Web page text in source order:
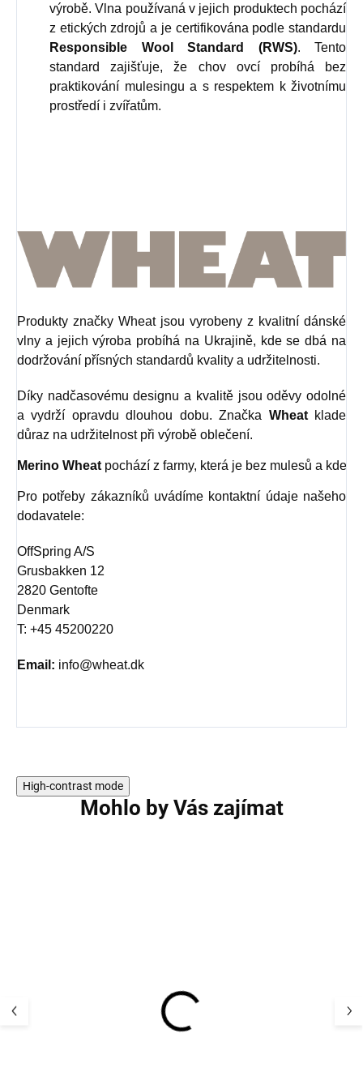
výrobě. Vlna používaná v jejich produktech pochází
z etických zdrojů a je certifikována podle standardu
Responsible Wool Standard (RWS). Tento
standard zajišťuje, že chov ovcí probíhá bez
praktikování mulesingu a s respektem k životnímu
prostředí i zvířatům.
Produkty značky Wheat jsou vyrobeny z kvalitní dánské
vlny a jejich výroba probíhá na Ukrajině, kde se dbá na
dodržování přísných standardů kvality a udržitelnosti.
Díky nadčasovému designu a kvalitě jsou oděvy odolné
a vydrží opravdu dlouhou dobu. Značka Wheatklade
důraz na udržitelnost při výrobě oblečení.
Merino Wheat pochází z farmy, která je bez mulesů a kde
Pro potřeby zákazníků uvádíme kontaktní údaje našeho
dodavatele:
OffSpring A/S
Grusbakken 12
2820 Gentofte
Denmark
T: +45 45200220
Email: info@wheat.dk
High-contrast mode
Mohlo by Vás zajímat